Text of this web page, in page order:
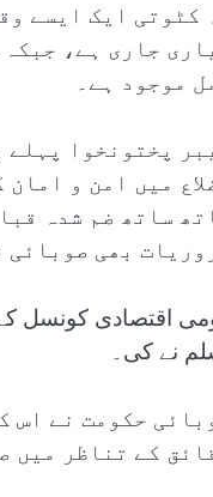
کٹوتی ایک ایسے
جاری ہے،
موجود ہے۔
پختونخوا پہلے
میں امن و
ساتھ ضم شدہ
بھی صوبائی
اقتصادی کونسل
نے کی۔
حکومت نے اس
کے تناظر میں